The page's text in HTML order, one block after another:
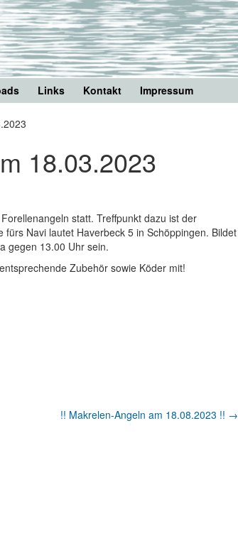
Links Kontakt Impressum
18.03.2023
statt. Treffpunkt dazu ist der
Navi lautet Haverbeck 5 in Schöppingen. Bildet
gegen 13.00 Uhr sein.
Zubehör sowie Köder mit!
!! Makrelen-Angeln am 18.08.2023 !! →